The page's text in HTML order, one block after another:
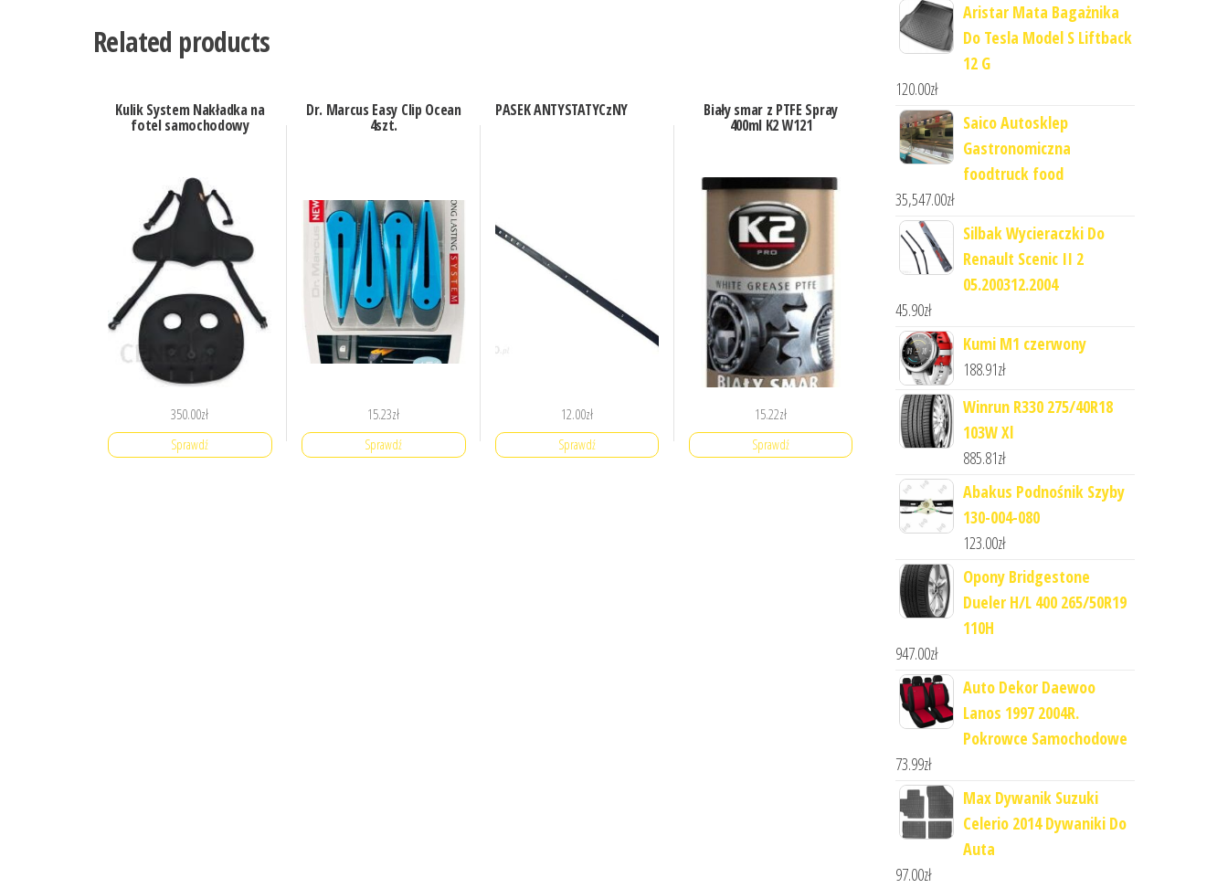
Related products
Kulik System Nakładka na
fotel samochodowy
350.00zł
Sprawdź
Dr. Marcus Easy Clip Ocean
4szt.
15.23zł
Sprawdź
PASEK ANTYSTATYCzNY
12.00zł
Sprawdź
Biały smar z PTFE Spray
400ml K2 W121
15.22zł
Sprawdź
Aristar Mata Bagażnika
Do Tesla Model S Liftback
12 G
120.00zł
Saico Autosklep
Gastronomiczna
foodtruck food
35,547.00zł
Silbak Wycieraczki Do
Renault Scenic II 2
05.200312.2004
45.90zł
Kumi M1 czerwony
188.91zł
Winrun R330 275/40R18
103W Xl
885.81zł
Abakus Podnośnik Szyby
130-004-080
123.00zł
Opony Bridgestone
Dueler H/L 400 265/50R19
110H
947.00zł
Auto Dekor Daewoo
Lanos 1997 2004R.
Pokrowce Samochodowe
73.99zł
Max Dywanik Suzuki
Celerio 2014 Dywaniki Do
Auta
97.00zł